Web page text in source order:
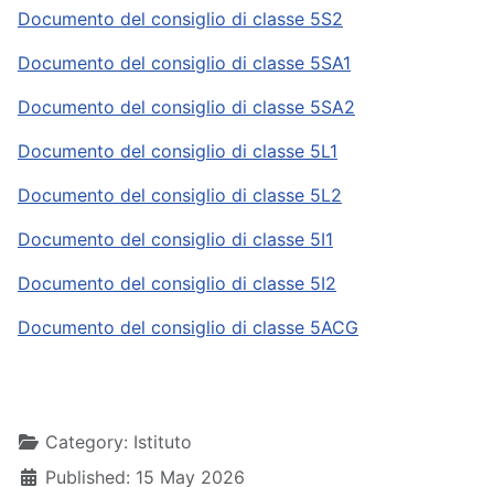
Documento del consiglio di classe 5S2
Documento del consiglio di classe 5SA1
Documento del consiglio di classe 5SA2
Documento del consiglio di classe 5L1
Documento del consiglio di classe 5L2
Documento del consiglio di classe 5I1
Documento del consiglio di classe 5I2
Documento del consiglio di classe 5ACG
DetailsCategory: Istituto
Published: 15 May 2026